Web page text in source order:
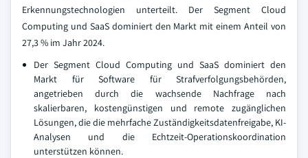
Erkennungstechnologien unterteilt. Der Segment Cloud
Computing und SaaS dominiert den Markt mit einem Anteil von
27,3 % im Jahr 2024.
Der Segment Cloud Computing und SaaS dominiert den
Markt für Software für Strafverfolgungsbehörden,
angetrieben durch die wachsende Nachfrage nach
skalierbaren, kostengünstigen und remote zugänglichen
Lösungen, die die mehrfache Zuständigkeitsdatenfreigabe, KI-
Analysen und die Echtzeit-Operationskoordination
unterstützen können.